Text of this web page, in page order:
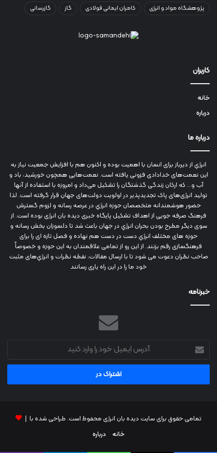
پژوهشگاه مواد و انرژی
کامران ایمانی فولادی گاز گازرسانی
کاربران
خانه
درباره
درباره ما
انرژي‌ از دیرباز برای انسان با اهمیت بوده و اکنون هم با افزایش جمعیت نیاز به
این نعمت‌های خدادادی فزونی یافته است. نعمت‌هایی همچون خورشید، باد و
آب و... که ارکان زندگی گذشتگان را تشکیل می‌داد و امروزه با استفاده از آنها
تولید انرژی‌های پاک تجدیدپذیر در اولویت دولت‌های جهان قرار گرفته است. لذا
حضور هوشمندانه متخصصان حوزه انرژي در عرصه رسانه و لزوم گسترش
فرهنگ صرفه جویی از اهداف تشکیل پایگاه خبری دیده بان انرژی بوده است. از
سوی دیگر مطرح بودن بحران انرژي در جهان باعث شد تا دلسوزان بخش رسانه و
حوزه های مختلف انرژي دست در دست هم نهاده و فصل تازه ای را برای
فرهنگسازی رقم بزنند. از این رو از تمامی علاقمندان به این حوزه و خصوصاً
صاحب نظران دعوت می شود تا با ارسال مقالات، نقطه نظرات و انرژي‌های مثبت
خود ما را در این راه یاری رسانند
خبرنامه
آدرس
ایمیل
خود
وارد
تمامی حقوق برای سایت دیده بان انرژی محفوظ است. طراحی شده با |
خانه
درباره